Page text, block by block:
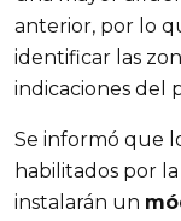
anterior, por lo
identificar las
indicaciones del
Se informó que
habilitados por la
instalarán un